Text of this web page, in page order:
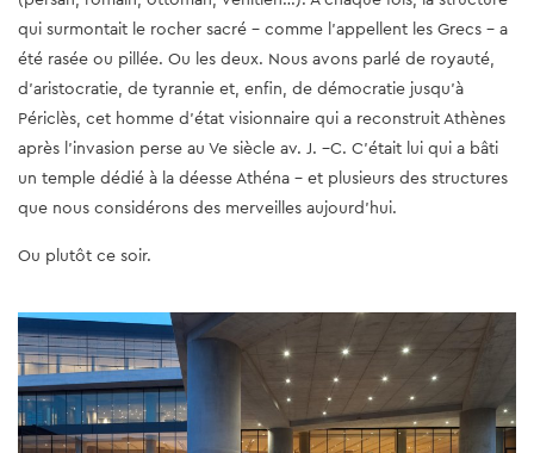
qui surmontait le rocher sacré - comme l’appellent les Grecs - a
été rasée ou pillée. Ou les deux. Nous avons parlé de royauté,
d'aristocratie, de tyrannie et, enfin, de démocratie jusqu'à
Périclès, cet homme d'état visionnaire qui a reconstruit Athènes
après l'invasion perse au Ve siècle av. J. –C. C'était lui qui a bâti
un temple dédié à la déesse Athéna - et plusieurs des structures
que nous considérons des merveilles aujourd’hui.
Ou plutôt ce soir.